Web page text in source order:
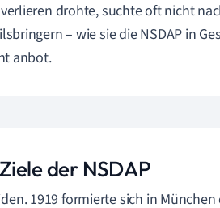
drohte, suchte oft nicht
– wie sie die NSDAP in
anbot.
der NSDAP
1919 formierte sich in München